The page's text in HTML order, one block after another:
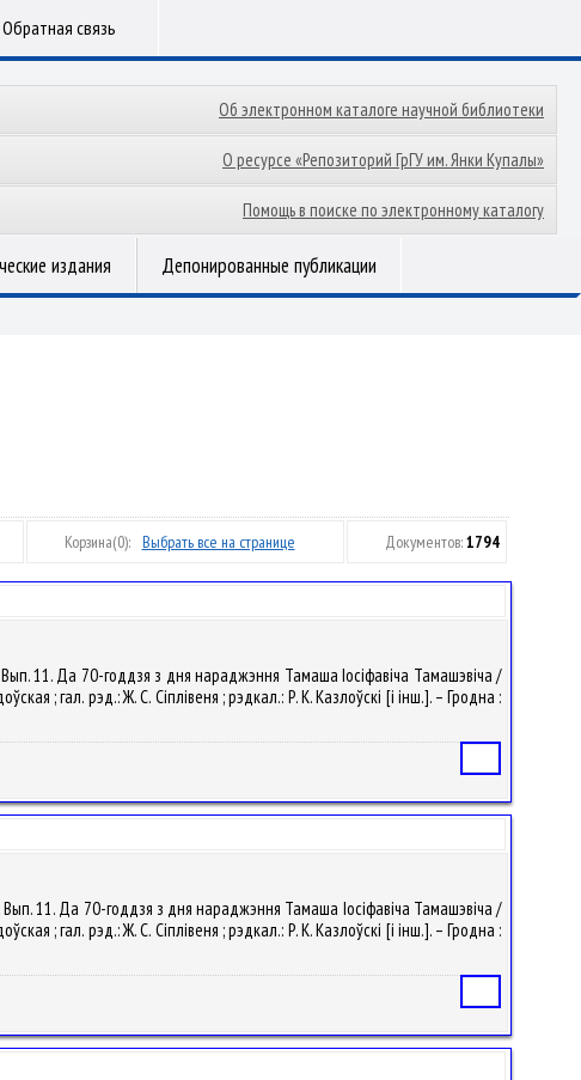
Обратная связь
Об электронном каталоге научной библиотеки
О ресурсе «Репозиторий ГрГУ им. Янки Купалы»
Помощь в поиске по электронному каталогу
издания Депонированные публикации
Корзина(0): Выбрать все на странице Документов:1794
11. Да 70-годдзя з дня нараджэння Тамаша Іосіфавіча Тамашэвіча /
; гал. рэд.: Ж. С. Сіплівеня ; рэдкал.: Р. К. Казлоўскі [і інш.]. – Гродна :
11. Да 70-годдзя з дня нараджэння Тамаша Іосіфавіча Тамашэвіча /
; гал. рэд.: Ж. С. Сіплівеня ; рэдкал.: Р. К. Казлоўскі [і інш.]. – Гродна :